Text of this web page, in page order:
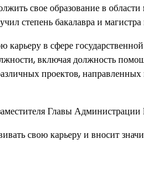
свое образование в
степень бакалавра и
карьеру в сфере
включая должность
проектов,
Главы
свою карьеру и вносит